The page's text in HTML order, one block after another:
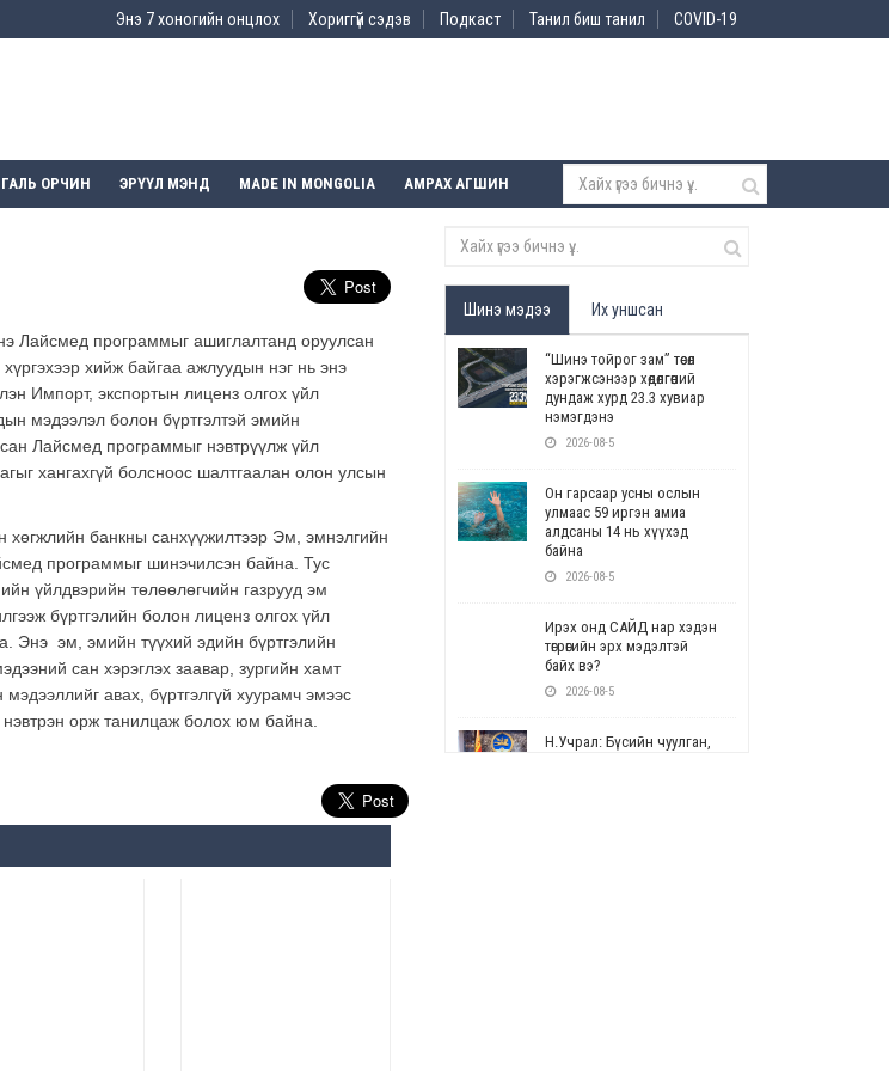
Энэ 7 хоногийн онцлох Хориггүй сэдэв Подкаст Танил биш танил COVID-19
ОРЧИН ЭРҮҮЛ МЭНД MADE IN MONGOLIA АМРАХ АГШИН
Лайсмед программыг ашиглалтанд оруулсан
хийж байгаа ажлуудын нэг нь энэ
Импорт, экспортын лиценз олгох үйл
мэдээлэл болон бүртгэлтэй эмийн
Лайсмед программыг нэвтрүүлж үйл
хангахгүй болсноос шалтгаалан олон улсын
банкны санхүүжилтээр Эм, эмнэлгийн
программыг шинэчилсэн байна. Тус
үйлдвэрийн төлөөлөгчийн газрууд эм
бүртгэлийн болон лиценз олгох үйл
Энэ эм, эмийн түүхий эдийн бүртгэлийн
сан хэрэглэх заавар, зургийн хамт
авах, бүртгэлгүй хуурамч эмээс
нэвтрэн орж танилцаж болох юм байна.
Шинэ мэдээ Их уншсан
“Шинэ тойрог зам” төсөл
хэрэгжсэнээр хөдөлгөөний
дундаж хурд 23.3 хувиар
нэмэгдэнэ
2026-08-5
Он гарсаар усны ослын
улмаас 59 иргэн амиа
алдсаны 14 нь хүүхэд
байна
2026-08-5
Ирэх онд САЙД нар хэдэн
төгрөгийн эрх мэдэлтэй
байх вэ?
2026-08-5
Н.Учрал: Бүсийн чуулган,